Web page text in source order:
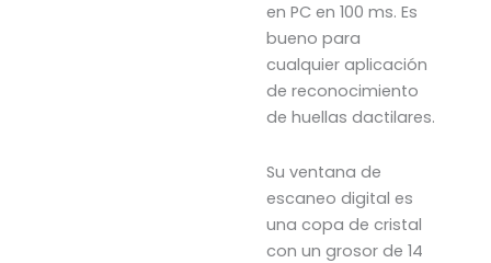
en PC en 100 ms. Es
bueno para
cualquier aplicación
de reconocimiento
de huellas dactilares.
Su ventana de
escaneo digital es
una copa de cristal
con un grosor de 14